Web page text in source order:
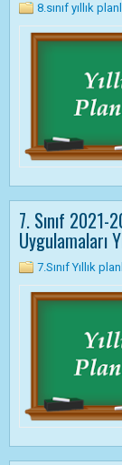
8.sınıf yıllık
7. Sınıf
Uygulamaları
7.Sınıf Yıllık